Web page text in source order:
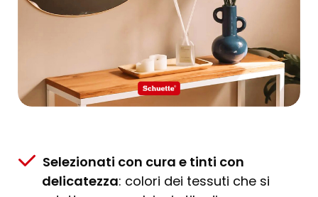
Selezionati con cura e tinti con
delicatezza: colori dei tessuti che si